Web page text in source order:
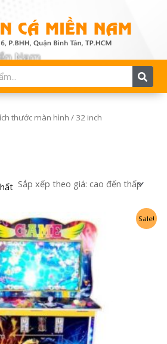
thước màn hình / 32 inch
Sale!
hiện
tại
là:
9.500.000₫.